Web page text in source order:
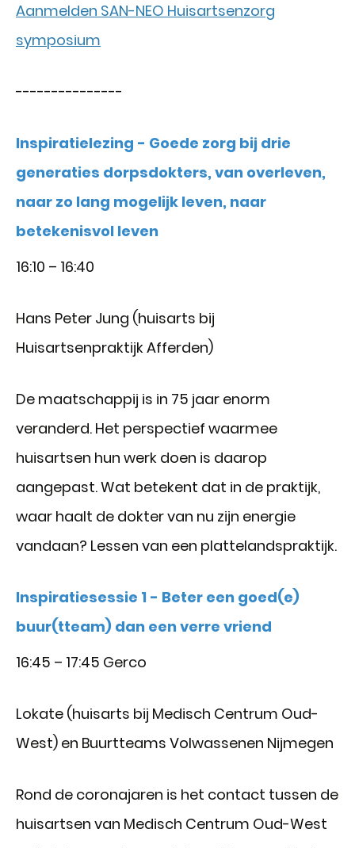
Aanmelden SAN-NEO Huisartsenzorg
symposium
---------------
Inspiratielezing - Goede zorg bij drie
generaties dorpsdokters, van overleven,
naar zo lang mogelijk leven, naar
betekenisvol leven
16:10 – 16:40
Hans Peter Jung (huisarts bij
Huisartsenpraktijk Afferden)
De maatschappij is in 75 jaar enorm
veranderd. Het perspectief waarmee
huisartsen hun werk doen is daarop
aangepast. Wat betekent dat in de praktijk,
waar haalt de dokter van nu zijn energie
vandaan? Lessen van een plattelandspraktijk.
Inspiratiesessie 1 - Beter een goed(e)
buur(tteam) dan een verre vriend
16:45 – 17:45 Gerco
Lokate (huisarts bij Medisch Centrum Oud-
West) en Buurtteams Volwassenen Nijmegen
Rond de coronajaren is het contact tussen de
huisartsen van Medisch Centrum Oud-West